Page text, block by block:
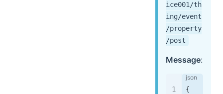
ice001/th
ing/event
/property
/post
Message:
{